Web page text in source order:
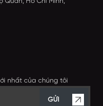
nhất của chúng tôi
GỬI